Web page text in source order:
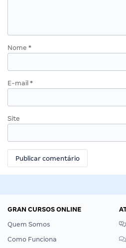
Nome *
E-mail *
Site
GRAN CURSOS ONLINE
Quem Somos
Como Funciona